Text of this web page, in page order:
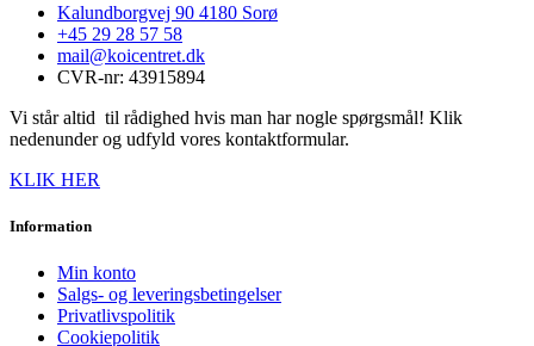
Kalundborgvej 90 4180 Sorø
+45 29 28 57 58
mail@koicentret.dk
CVR-nr: 43915894
Vi står altid til rådighed hvis man har nogle spørgsmål! Klik
nedenunder og udfyld vores kontaktformular.
KLIK HER
Information
Min konto
Salgs- og leveringsbetingelser
Privatlivspolitik
Cookiepolitik